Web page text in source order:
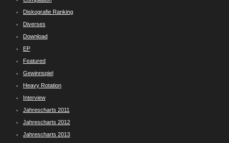
Diskografie Ranking
Diverses
Download
EP
Featured
Gewinnspiel
Heavy Rotation
Interview
Jahrescharts 2011
Jahrescharts 2012
Jahrescharts 2013